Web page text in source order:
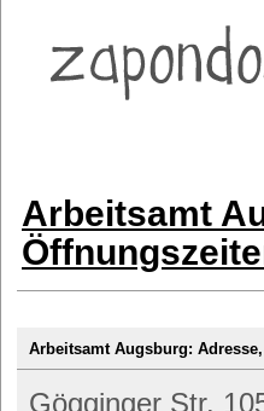
Arbeitsamt
Arbeitsamt Augsburg:
Gögginger Str.